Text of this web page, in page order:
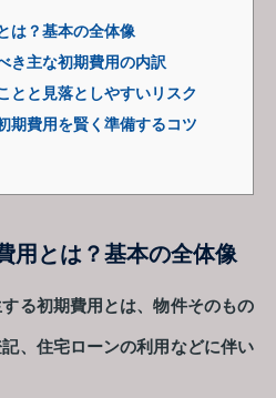
は？基本の全体像
き主な初期費用の内訳
とと見落としやすいリスク
期費用を賢く準備するコツ
用とは？基本の全体像
る初期費用とは、物件そのもの
、住宅ローンの利用などに伴い